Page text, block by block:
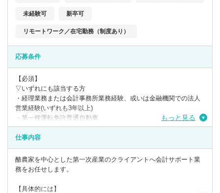
未経験可 新卒可
リモートワーク／在宅勤務（制度あり）
応募条件
【必須】
▽いずれにも該当する方
・経理業務または会計事務所業務経験、或いは金融機関での法人
営業経験(いずれも3年以上)
・第一種運転免許普通自動車
・日商簿記検定3級
【歓迎】
・日商簿記検定2級
・Word、Evcel、Powerpoint
もっと見る
仕事内容
酪農家を中心とした第一次産業のクライアントへ会計サポート業
務をお任せします。
【具体的には】